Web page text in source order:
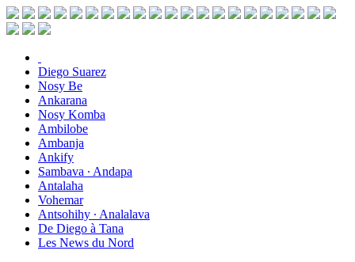
Diego Suarez
Nosy Be
Ankarana
Nosy Komba
Ambilobe
Ambanja
Ankify
Sambava ∙ Andapa
Antalaha
Vohemar
Antsohihy ∙ Analalava
De Diego à Tana
Les News du Nord